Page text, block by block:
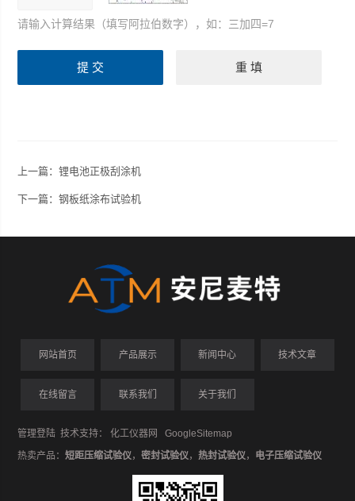
请输入计算结果（填写阿拉伯数字），如：三加四=7
上一篇：锂电池正极刮涂机
下一篇：钢板纸涂布试验机
网站首页 产品展示 新闻中心 技术文章
在线留言 联系我们 关于我们
管理登陆 技术支持：化工仪器网
GoogleSitemap
热卖产品：短距压缩试验仪，密封试验仪，热封试验仪， 电子压缩试验仪